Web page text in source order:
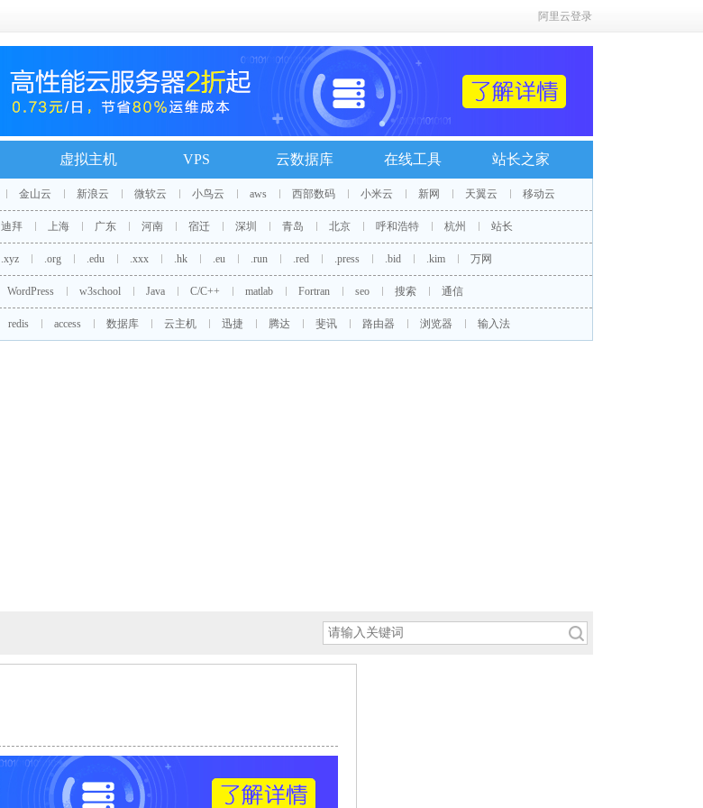
阿里云登录
虚拟主机 VPS 云数据库 在线工具 站长之家
金山云 新浪云 微软云 小鸟云 aws 西部数码 小米云 新网 天翼云 移动云
迪拜 上海 广东 河南 宿迁 深圳 青岛 北京 呼和浩特 杭州 站长
.xyz .org .edu .xxx .hk .eu .run .red .press .bid .kim 万网
WordPress w3school Java C/C++ matlab Fortran seo 搜索 通信
redis access 数据库 云主机 迅捷 腾达 斐讯 路由器 浏览器 输入法